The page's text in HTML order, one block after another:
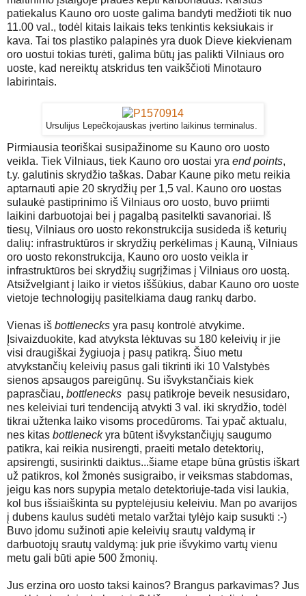
patiekalus Kauno oro uoste galima bandyti medžioti tik nuo
11.00 val., todėl kitais laikais teks tenkintis keksiukais ir
kava. Tai tos plastiko palapinės yra duok Dieve kiekvienam
oro uostui tokias turėti, galima būtų jas palikti Vilniaus oro
uoste, kad nereiktų atskridus ten vaikščioti Minotauro
labirintais.
Ursulijus Lepečkojauskas įvertino laikinus terminalus.
Pirmiausia teoriškai susipažinome su Kauno oro uosto
veikla. Tiek Vilniaus, tiek Kauno oro uostai yra end points,
t.y. galutinis skrydžio taškas. Dabar Kaune piko metu reikia
aptarnauti apie 20 skrydžių per 1,5 val. Kauno oro uostas
sulaukė pastiprinimo iš Vilniaus oro uosto, buvo priimti
laikini darbuotojai bei į pagalbą pasitelkti savanoriai. Iš
tiesų, Vilniaus oro uosto rekonstrukcija susideda iš keturių
dalių: infrastruktūros ir skrydžių perkėlimas į Kauną, Vilniaus
oro uosto rekonstrukcija, Kauno oro uosto veikla ir
infrastruktūros bei skrydžių sugrįžimas į Vilniaus oro uostą.
Atsižvelgiant į laiko ir vietos iššūkius, dabar Kauno oro uoste
vietoje technologijų pasitelkiama daug rankų darbo.
Vienas iš bottlenecks yra pasų kontrolė atvykime.
Įsivaizduokite, kad atvyksta lėktuvas su 180 keleivių ir jie
visi draugiškai žygiuoja į pasų patikrą. Šiuo metu
atvykstančių keleivių pasus gali tikrinti iki 10 Valstybės
sienos apsaugos pareigūnų. Su išvykstančiais kiek
paprasčiau, bottlenecks pasų patikroje beveik nesusidaro,
nes keleiviai turi tendenciją atvykti 3 val. iki skrydžio, todėl
tikrai užtenka laiko visoms procedūroms. Tai ypač aktualu,
nes kitas bottleneckyra būtent išvykstančiųjų saugumo
patikra, kai reikia nusirengti, praeiti metalo detektorių,
apsirengti, susirinkti daiktus...šiame etape būna grūstis iškart
už patikros, kol žmonės susigraibo, ir veiksmas stabdomas,
jeigu kas nors supypia metalo detektoriuje-tada visi laukia,
kol bus išsiaiškinta su pyptelėjusiu keleiviu. Man po avarijos
į dubens kaulus sudėti metalo varžtai tylėjo kaip susukti :-)
Buvo įdomu sužinoti apie keleivių srautų valdymą ir
darbuotojų srautų valdymą: juk prie išvykimo vartų vienu
metu gali būti apie 500 žmonių.
Jus erzina oro uosto taksi kainos? Brangus parkavimas? Jus